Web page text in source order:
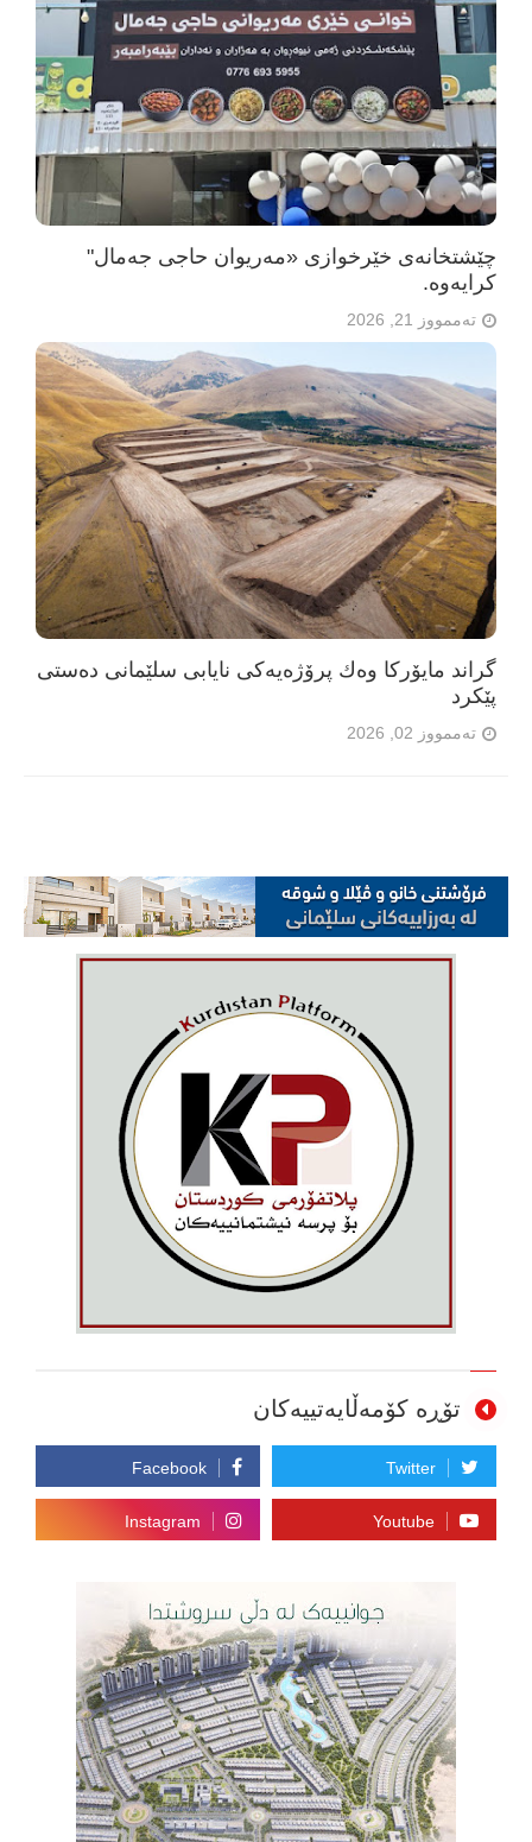
چێشتخانەی خێرخوازی «مەریوان حاجی جەمال"
كرایه‌وه‌.
تەممووز 21, 2026
گراند مایۆرکا وەك پرۆژەیەکی نایابی سلێمانی دەستی
پێکرد
تەممووز 02, 2026
تۆڕە کۆمەڵایەتییەکان